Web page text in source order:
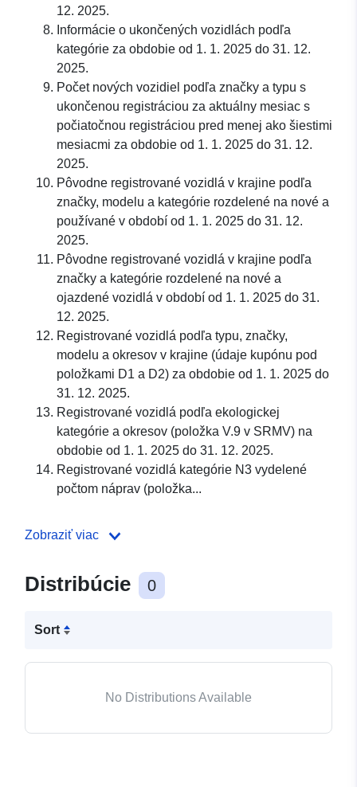
12. 2025.
Informácie o ukončených vozidlách podľa
kategórie za obdobie od 1. 1. 2025 do 31. 12.
2025.
Počet nových vozidiel podľa značky a typu s
ukončenou registráciou za aktuálny mesiac s
počiatočnou registráciou pred menej ako šiestimi
mesiacmi za obdobie od 1. 1. 2025 do 31. 12.
2025.
Pôvodne registrované vozidlá v krajine podľa
značky, modelu a kategórie rozdelené na nové a
používané v období od 1. 1. 2025 do 31. 12.
2025.
Pôvodne registrované vozidlá v krajine podľa
značky a kategórie rozdelené na nové a
ojazdené vozidlá v období od 1. 1. 2025 do 31.
12. 2025.
Registrované vozidlá podľa typu, značky,
modelu a okresov v krajine (údaje kupónu pod
položkami D1 a D2) za obdobie od 1. 1. 2025 do
31. 12. 2025.
Registrované vozidlá podľa ekologickej
kategórie a okresov (položka V.9 v SRMV) na
obdobie od 1. 1. 2025 do 31. 12. 2025.
Registrované vozidlá kategórie N3 vydelené
počtom náprav (položka...
Zobraziť viac
Distribúcie 0
Sort
No Distributions Available